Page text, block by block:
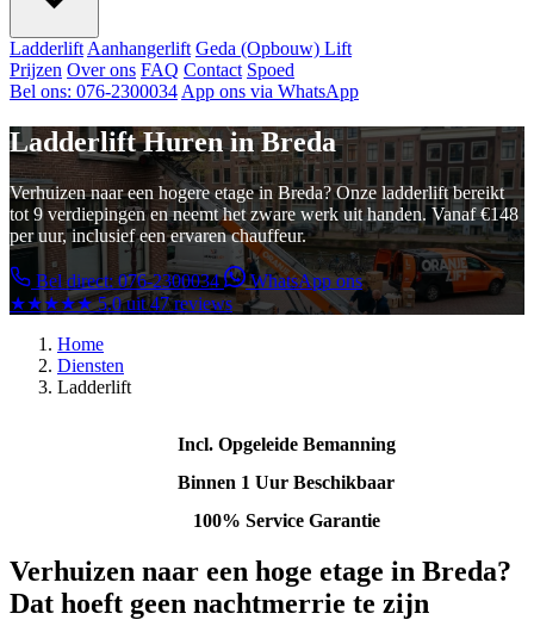
Ladderlift Aanhangerlift Geda (Opbouw) Lift
Prijzen Over ons FAQ Contact Spoed
Bel ons: 076-2300034 App ons via WhatsApp
Ladderlift Huren in Breda
Verhuizen naar een hogere etage in Breda? Onze ladderlift bereikt
tot 9 verdiepingen en neemt het zware werk uit handen. Vanaf €148
per uur, inclusief een ervaren chauffeur.
Bel direct: 076-2300034
WhatsApp ons
★★★★★ 5.0 uit 47 reviews
Home
Diensten
Ladderlift
Incl. Opgeleide Bemanning
Binnen 1 Uur Beschikbaar
100% Service Garantie
Verhuizen naar een hoge etage in Breda?
Dat hoeft geen nachtmerrie te zijn